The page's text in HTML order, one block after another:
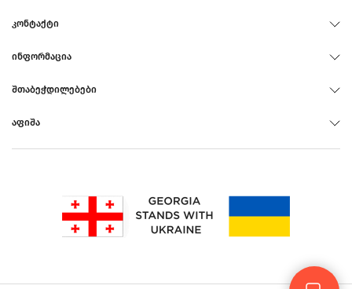
ᲙᲝᲜᲢᲐᲥᲢᲘ
ᲘᲜᲤᲝᲠᲛᲐᲪᲘᲐ
ᲨᲗᲐᲑᲔᲭᲓᲘᲚᲔᲑᲔᲑᲘ
ᲐᲤᲘᲨᲐ